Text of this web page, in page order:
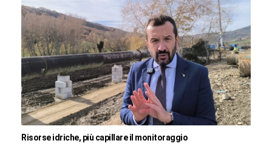
Risorse idriche, più capillare il monitoraggio